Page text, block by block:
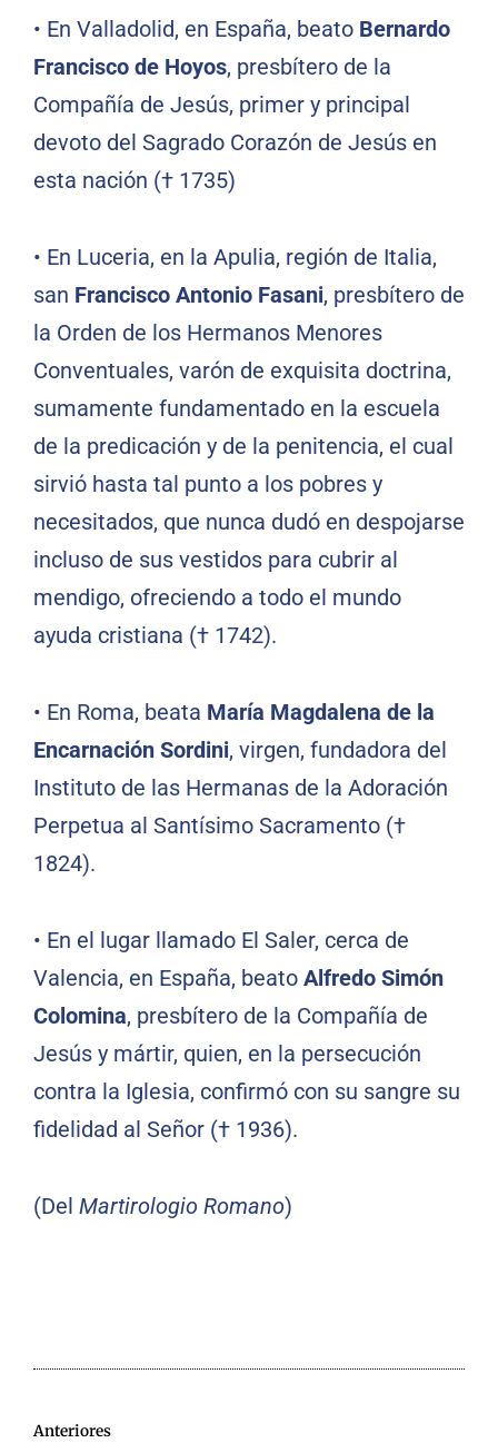
• En Valladolid, en España, beato Bernardo
Francisco de Hoyos, presbítero de la
Compañía de Jesús, primer y principal
devoto del Sagrado Corazón de Jesús en
esta nación († 1735)
• En Luceria, en la Apulia, región de Italia,
san Francisco Antonio Fasani, presbítero de
la Orden de los Hermanos Menores
Conventuales, varón de exquisita doctrina,
sumamente fundamentado en la escuela
de la predicación y de la penitencia, el cual
sirvió hasta tal punto a los pobres y
necesitados, que nunca dudó en despojarse
incluso de sus vestidos para cubrir al
mendigo, ofreciendo a todo el mundo
ayuda cristiana († 1742).
• En Roma, beata María Magdalena de la
Encarnación Sordini, virgen, fundadora del
Instituto de las Hermanas de la Adoración
Perpetua al Santísimo Sacramento (†
1824).
• En el lugar llamado El Saler, cerca de
Valencia, en España, beato Alfredo Simón
Colomina, presbítero de la Compañía de
Jesús y mártir, quien, en la persecución
contra la Iglesia, confirmó con su sangre su
fidelidad al Señor († 1936).
(Del Martirologio Romano)
Anteriores